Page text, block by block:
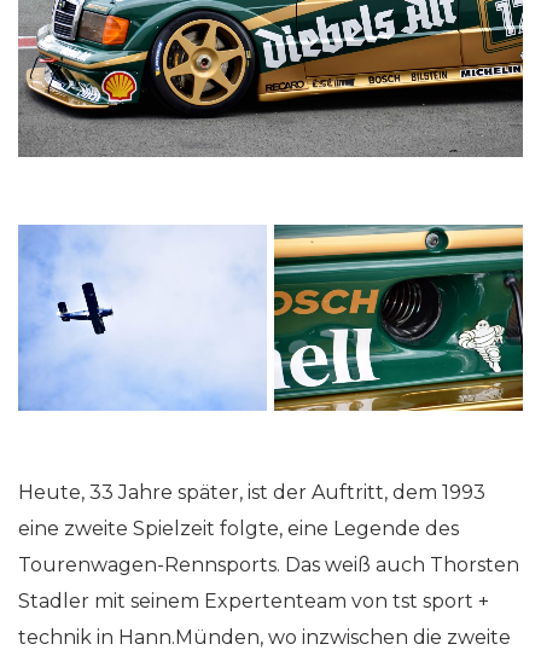
Heute, 33 Jahre später, ist der Auftritt, dem 1993
eine zweite Spielzeit folgte, eine Legende des
Tourenwagen-Rennsports. Das weiß auch Thorsten
Stadler mit seinem Expertenteam von tst sport +
technik in Hann.Münden, wo inzwischen die zweite